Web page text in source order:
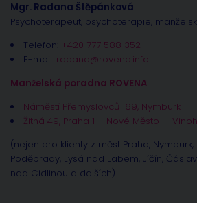
Mgr. Radana Štěpánková
Psychoterapeut, psychoterapie,
Telefon: +420 777 588 352
E-mail: radana@rovena.info
Manželská poradna ROVENA
Náměstí Přemyslovců 169, Nymburk
Žitná 49, Praha 1 – Nové Město —
(nejen pro klienty z měst Praha, Nymburk,
Poděbrady, Lysá nad Labem, Jíčín,
nad Cidlinou a dalších)